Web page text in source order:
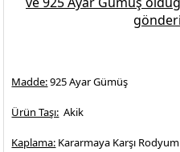
Madde:925 Ayar Gümüş
Ürün Taşı: Akik
Kaplama: Kararmaya Karşı